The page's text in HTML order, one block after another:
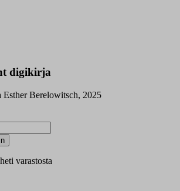
digikirja
Esther Berelowitsch, 2025
varastosta